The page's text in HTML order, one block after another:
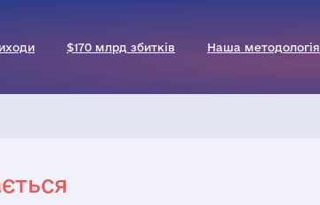
$170 млрд збитків Наша методологія